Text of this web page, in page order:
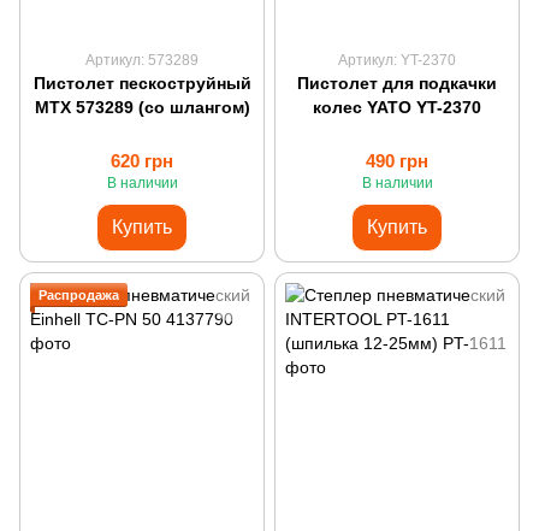
Артикул: 573289
Пистолет пескоструйный
MTX 573289 (со шлангом)
620 грн
В наличии
Купить
Артикул: YT-2370
Пистолет для подкачки
колес YATO YT-2370
490 грн
В наличии
Купить
Распродажа